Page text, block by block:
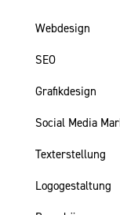
Webdesign
SEO
Grafikdesign
Social Media
Texterstellung
Logogestaltung